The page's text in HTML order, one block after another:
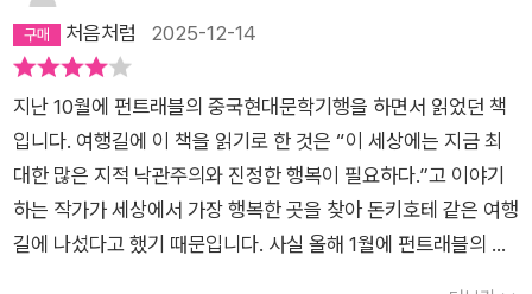
적 격변을 겪었는데도 국민들은 항상 ‘사눅’, 즉 재미를 위한 시간
과 미소를 지을 시간을 찾아낸다(그들은 미소의 마에스트로다).
히말라야의 나라 부탄은 국민행복지수 정책을 계속 세련되게 다
듬고 있다. 이미 말했듯이, 행복은 튼튼하다.” (‘한국의 독자들에
게’ 중에서)
처음처럼 2025-12-14
지난 10월에 펀트래블의 중국현대문학기행을 하면서 읽었던 책
입니다. 여행길에 이 책을 읽기로 한 것은 “이 세상에는 지금 최
대한 많은 지적 낙관주의와 진정한 행복이 필요하다.”고 이야기
하는 작가가 세상에서 가장 행복한 곳을 찾아 돈키호테 같은 여행
길에 나섰다고 했기 때문입니다. 사실 올해 1월에 펀트래블의 일